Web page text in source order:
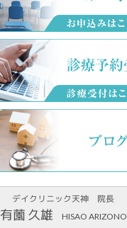
デイクリニック天神 院長
有薗 久雄 HISAO ARIZONO